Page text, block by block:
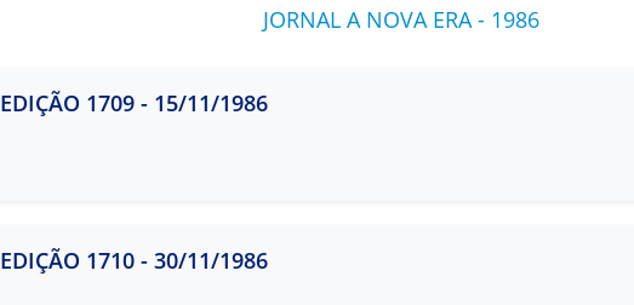
JORNAL A NOVA ERA - 1986
EDIÇÃO 1709 - 15/11/1986
EDIÇÃO 1710 - 30/11/1986